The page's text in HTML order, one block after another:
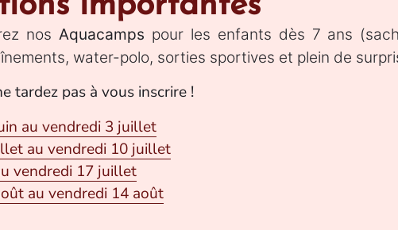
nos Aquacamps pour les enfants dès 7 ans
water-polo, sorties sportives et plein de
tardez pas à vous inscrire !
au vendredi 3 juillet
au vendredi 10 juillet
vendredi 17 juillet
au vendredi 14 août